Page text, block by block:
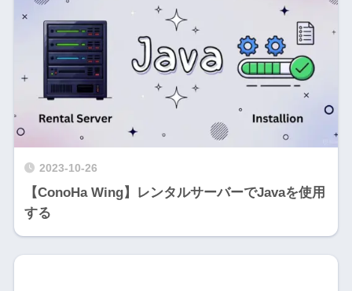
2023-10-26
【ConoHa Wing】レンタルサーバーでJavaを使用
する